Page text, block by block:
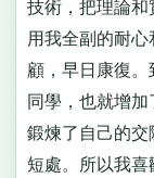
技術，把理論
用我全副的耐
顧，早日康復
同學，也就增加
鍛煉了自己的交
短處。所以我